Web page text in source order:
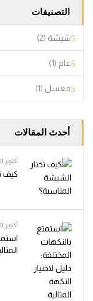
التصنيفات
شيشة (2)
عام (1)
معسل (1)
أحدث المقالات
أكتوبر 01, 2024
كيف
أكتوبر 01, 2024